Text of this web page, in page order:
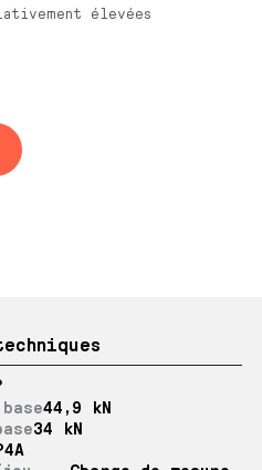
élevées
44,9 kN
34 kN